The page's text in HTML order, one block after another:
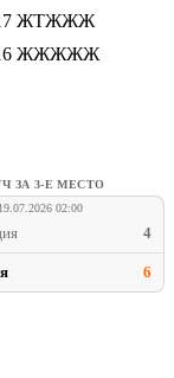
ЖТЖЖЖ
ЖЖЖЖЖ
ЗА 3-Е МЕСТО
19.07.2026 02:00
4
6